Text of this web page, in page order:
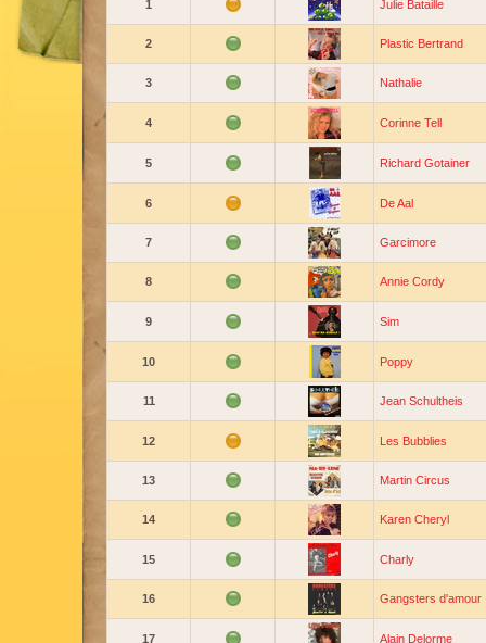
1 Julie Bataille
2 Plastic Bertrand
3 Nathalie
4 Corinne Tell
5 Richard Gotainer
6 De Aal
7 Garcimore
8 Annie Cordy
9 Sim
10 Poppy
11 Jean Schultheis
12 Les Bubblies
13 Martin Circus
14 Karen Cheryl
15 Charly
16 Gangsters d'amour
17 Alain Delorme